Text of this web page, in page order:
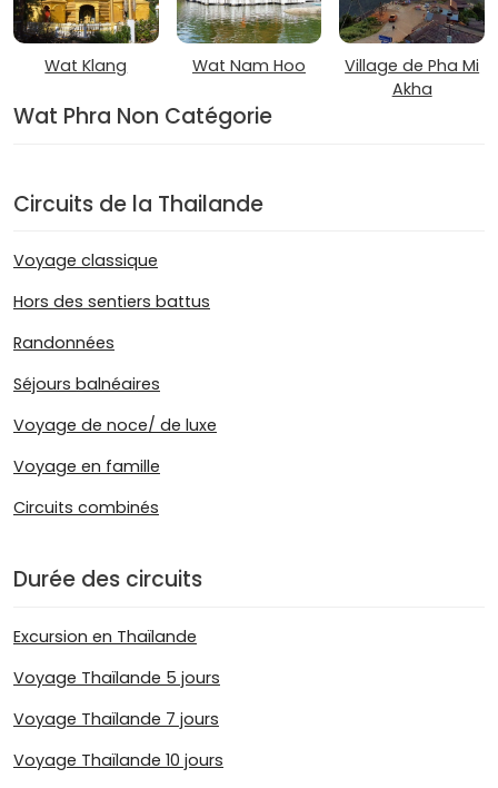
Wat Klang Wat Nam Hoo
Village de Pha Mi
Akha
Wat Phra Non Catégorie
Circuits de la Thailande
Voyage classique
Hors des sentiers battus
Randonnées
Séjours balnéaires
Voyage de noce/ de luxe
Voyage en famille
Circuits combinés
Durée des circuits
Excursion en Thaïlande
Voyage Thaïlande 5 jours
Voyage Thaïlande 7 jours
Voyage Thaïlande 10 jours